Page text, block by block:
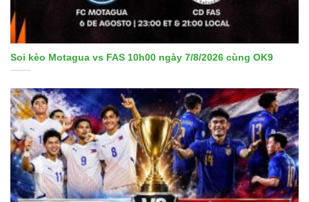
Soi kèo Motagua vs FAS 10h00 ngày 7/8/2026 cùng OK9